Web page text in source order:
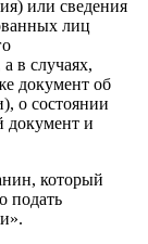
или сведения
лиц
в случаях,
документ об
о состоянии
документ и
который
подать